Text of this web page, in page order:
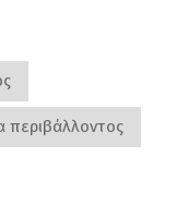
περιβάλλοντος